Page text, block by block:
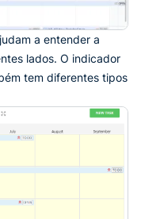
a entender a
lados. O indicador
tem diferentes tipos